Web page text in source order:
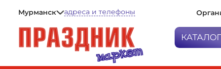
Мурманск
Мурманск
Санкт-Петербург
адреса и телефоны